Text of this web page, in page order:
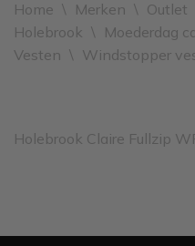
Home \ Merken \ Outlet
Holebrook \ Moederdag
Vesten \ Windstopper
Holebrook Claire Fullzip